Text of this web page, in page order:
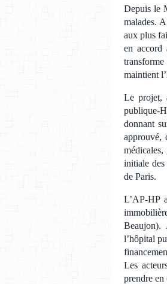
Depuis le
malades.
aux plus
en accord
transforme
maintient
Le projet,
publique-
donnant
approuvé,
initiale
de Paris.
L’AP-HP
Beaujon).
l’hôpital
Les
prendre en